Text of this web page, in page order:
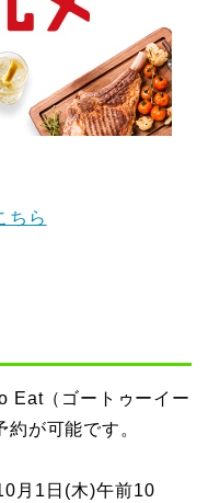
ちら
Eat（ゴートゥーイー
が可能です。
月1日(木)午前10